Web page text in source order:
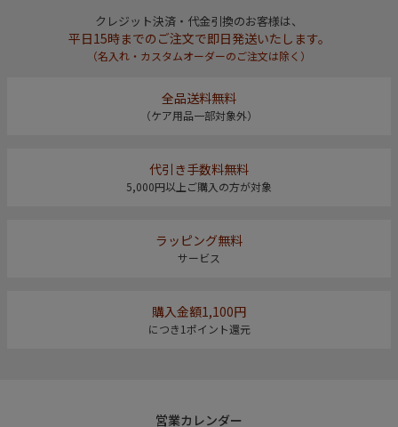
クレジット決済・代金引換のお客様は、
平日15時までのご注文で即日発送いたします。
（名入れ・カスタムオーダーのご注文は除く）
全品送料無料
（ケア用品一部対象外）
代引き手数料無料
5,000円以上ご購入の方が対象
ラッピング無料
サービス
購入金額1,100円
につき1ポイント還元
営業カレンダー